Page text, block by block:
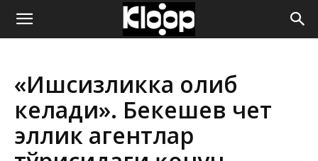
ҚИРҒИЗИСТОН
ЯНГИЛИКЛАРИ
«Ишсизликка олиб
келади». Бекешев чет
эллик агентлар